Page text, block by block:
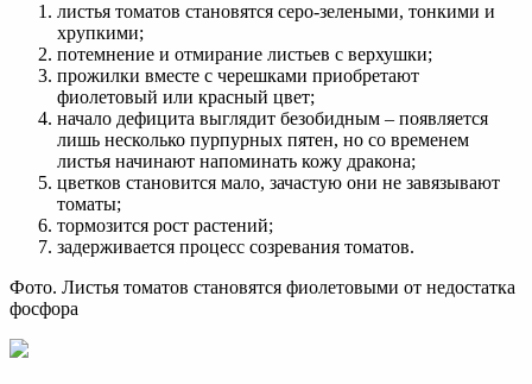
листья томатов становятся серо-зелеными, тонкими и
хрупкими;
потемнение и отмирание листьев с верхушки;
прожилки вместе с черешками приобретают
фиолетовый или красный цвет;
начало дефицита выглядит безобидным – появляется
лишь несколько пурпурных пятен, но со временем
листья начинают напоминать кожу дракона;
цветков становится мало, зачастую они не завязывают
томаты;
тормозится рост растений;
задерживается процесс созревания томатов.
Фото. Листья томатов становятся фиолетовыми от недостатка
фосфора